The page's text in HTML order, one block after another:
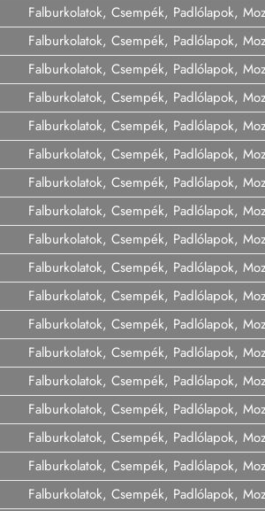
Falburkolatok, Csempék, Padlólapok,
Falburkolatok, Csempék, Padlólapok,
Falburkolatok, Csempék, Padlólapok,
Falburkolatok, Csempék, Padlólapok,
Falburkolatok, Csempék, Padlólapok,
Falburkolatok, Csempék, Padlólapok,
Falburkolatok, Csempék, Padlólapok,
Falburkolatok, Csempék, Padlólapok,
Falburkolatok, Csempék, Padlólapok,
Falburkolatok, Csempék, Padlólapok,
Falburkolatok, Csempék, Padlólapok,
Falburkolatok, Csempék, Padlólapok,
Falburkolatok, Csempék, Padlólapok,
Falburkolatok, Csempék, Padlólapok,
Falburkolatok, Csempék, Padlólapok,
Falburkolatok, Csempék, Padlólapok,
Falburkolatok, Csempék, Padlólapok,
Falburkolatok, Csempék, Padlólapok,